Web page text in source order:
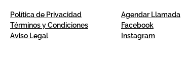
Política de Privacidad
Términos y Condiciones
Aviso Legal
Agendar Llamada
Facebook
Instagram